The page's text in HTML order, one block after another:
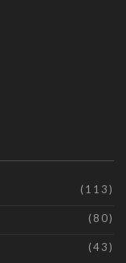
(113)
(80)
(43)